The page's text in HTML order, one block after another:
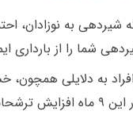
شیردهی به نوزادان،
شما را از بارداری
افراد به دلایلی
این باورند که دلیل